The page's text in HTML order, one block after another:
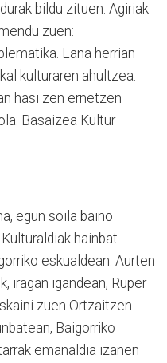
bildu zituen. Agiriak
zuen:
Lana herrian
kulturaren ahultzea.
hasi zen ernetzen
Basaizea Kultur
egun soila baino
hainbat
eskualdean. Aurten
iragan igandean, Ruper
zuen Ortzaitzen.
Baigorriko
emanaldia izanen